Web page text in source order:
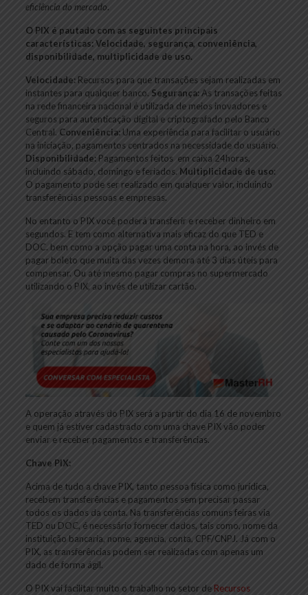
eficiência do mercado.
O PIX é pautado com as seguintes principais
características: Velocidade, segurança, conveniência,
disponibilidade, multiplicidade de uso.
Velocidade:Recursos para que transações sejam realizadas em
instantes para qualquer banco. Segurança:As transações feitas
na rede financeira nacional é utilizada de meios inovadores e
seguros para autenticação digital e criptografado pelo Banco
Central. Conveniência:Uma experiência para facilitar o usuário
na iniciação, pagamentos centrados na necessidade do usuário.
Disponibilidade:Pagamentos feitos em caixa 24horas,
incluindo sábado, domingo e feriados. Multiplicidade de uso:
O pagamento pode ser realizado em qualquer valor, incluindo
transferências pessoas e empresas.
No entanto o PIX você poderá transferir e receber dinheiro em
segundos. E tem como alternativa mais eficaz do que TED e
DOC. bem como a opção pagar uma conta na hora, ao invés de
pagar boleto que muita das vezes demora até 3 dias úteis para
compensar. Ou até mesmo pagar compras no supermercado
utilizando o PIX, ao invés de utilizar cartão.
A operação através do PIX será a partir do dia 16 de novembro
e quem já estiver cadastrado com uma chave PIX vão poder
enviar e receber pagamentos e transferências.
Chave PIX:
Acima de tudo a chave PIX, tanto pessoa física como jurídica,
recebem transferências e pagamentos sem precisar passar
todos os dados da conta. Na transferências comuns feiras via
TED ou DOC, é necessário fornecer dados, tais como, nome da
instituição bancaria, nome, agencia, conta, CPF/CNPJ. Já com o
PIX, as transferências podem ser realizadas com apenas um
dado de forma ágil.
O PIX vai facilitar muito o trabalho no setor de Recursos